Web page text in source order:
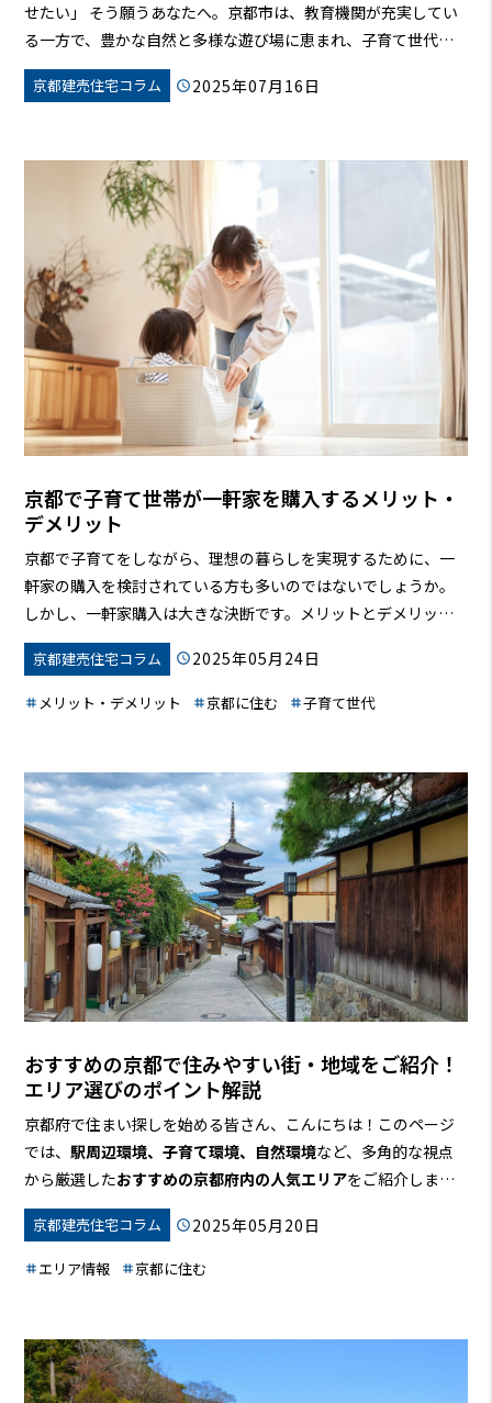
せたい」 そう願うあなたへ。京都市は、教育機関が充実してい
る一方で、豊かな自然と多様な遊び場に恵まれ、子育て世代を
温かくサポートする魅力的な街です。この記事では、京都市の
子育て環境を徹底解説！公園、遊び場、子育て支援、移住情報
京都建売住宅コラム 2025年07月16日
京都で子育て世帯が一軒家を購入するメリット・
デメリット
京都で子育てをしながら、理想の暮らしを実現するために、一
軒家の購入を検討されている方も多いのではないでしょうか。
しかし、一軒家購入は大きな決断です。メリットとデメリット
をしっかりと理解し、ご自身の状況に合った選択をすることが
大切です。
京都建売住宅コラム 2025年05月24日
メリット・デメリット 京都に住む 子育て世代
おすすめの京都で住みやすい街・地域をご紹介！
エリア選びのポイント解説
京都府で住まい探しを始める皆さん、こんにちは！このページ
では、駅周辺環境、子育て環境、自然環境など、多角的な視点
から厳選したおすすめの京都府内の人気エリアをご紹介しま
す。単なるランキングにとどまらず、
といった、住む上で重要なポイントも解説。高級住宅街から落
ち着いた田舎町まで、あなたにぴったりの住みやすい街
京都建売住宅コラム 2025年05月20日
エリア情報 京都に住む